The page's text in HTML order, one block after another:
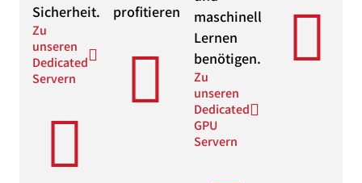
Sicherheit.
Zu
unseren
Dedicated
Servern
profitieren.
maschinelles
Lernen
benötigen.
Zu
unseren
Dedicated
GPU
Servern